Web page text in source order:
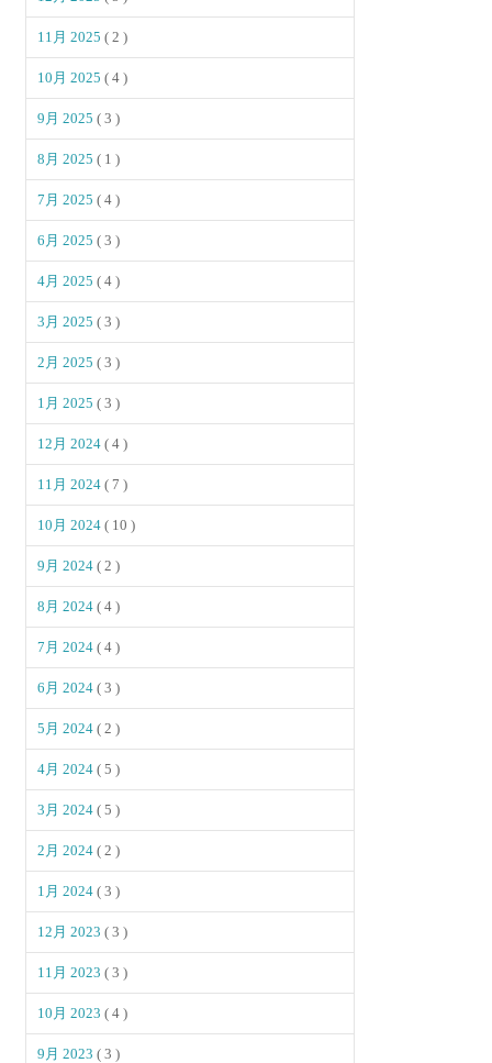
11月 2025( 2 )
10月 2025( 4 )
9月 2025( 3 )
8月 2025( 1 )
7月 2025( 4 )
6月 2025( 3 )
4月 2025( 4 )
3月 2025( 3 )
2月 2025( 3 )
1月 2025( 3 )
12月 2024( 4 )
11月 2024( 7 )
10月 2024( 10 )
9月 2024( 2 )
8月 2024( 4 )
7月 2024( 4 )
6月 2024( 3 )
5月 2024( 2 )
4月 2024( 5 )
3月 2024( 5 )
2月 2024( 2 )
1月 2024( 3 )
12月 2023( 3 )
11月 2023( 3 )
10月 2023( 4 )
9月 2023( 3 )